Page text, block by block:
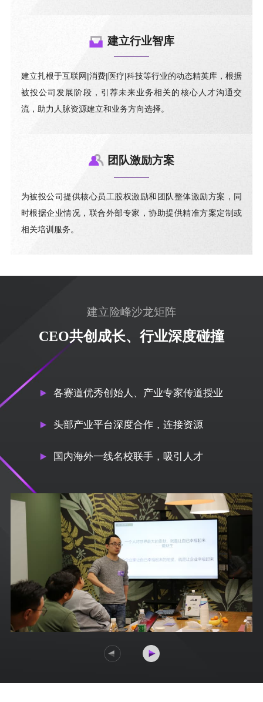
建立行业智库
建立扎根于互联网|消费|医疗|科技等行业的动态精英库，根据
被投公司发展阶段，引荐未来业务相关的核心人才沟通交
流，助力人脉资源建立和业务方向选择。
团队激励方案
为被投公司提供核心员工股权激励和团队整体激励方案，同
时根据企业情况，联合外部专家，协助提供精准方案定制或
相关培训服务。
建立险峰沙龙矩阵
CEO共创成长、行业深度碰撞
各赛道优秀创始人、产业专家传道授业
头部产业平台深度合作，连接资源
国内海外一线名校联手，吸引人才